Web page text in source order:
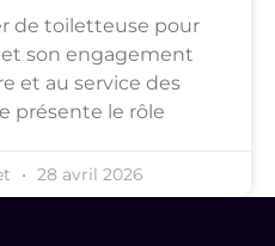
de toiletteuse pour
son engagement
et au service des
présente le rôle
28 avril 2026